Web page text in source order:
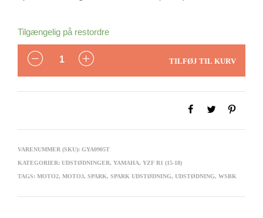
Tilgængelig på restordre
ANTAL
TILFØJ TIL KURV
VARENUMMER (SKU): GYA0905T
KATEGORIER: UDSTØDNINGER, YAMAHA, YZF R1 (15-18)
TAGS: MOTO2, MOTO3, SPARK, SPARK UDSTØDNING, UDSTØDNING, WSBK